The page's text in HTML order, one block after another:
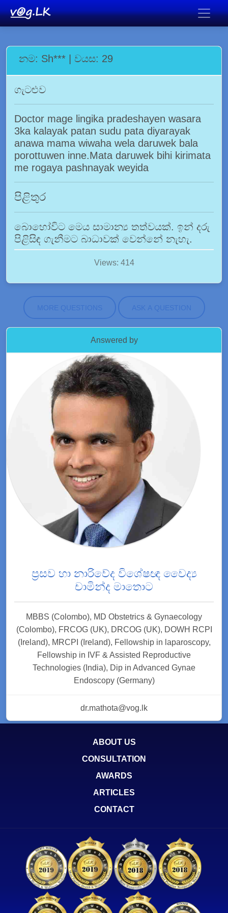
නම: Sh*** | වයස: 29
ගැටළුව
Doctor mage lingika pradeshayen wasara
3ka kalayak patan sudu pata diyarayak
anawa mama wiwaha wela daruwek bala
porottuwen inne.Mata daruwek bihi kirimata
me rogaya pashnayak weyida
පිළිතුර
බොහෝවිට මෙය සාමාන්‍ය තත්වයක්. ඉන් දරු
පිළිසිඳ ගැනීමට බාධාවක් වෙන්නේ නැහැ.
Views: 414
MORE QUESTIONS ASK A QUESTION
Answered by
ප්‍රසව හා නාරිවේද විශේෂඥ වෛද්‍ය
චාමින්ද මාතොට
MBBS (Colombo), MD Obstetrics & Gynaecology
(Colombo), FRCOG (UK), DRCOG (UK), DOWH RCPI
(Ireland), MRCPI (Ireland), Fellowship in laparoscopy,
Fellowship in IVF & Assisted Reproductive
Technologies (India), Dip in Advanced Gynae
Endoscopy (Germany)
dr.mathota@vog.lk
ABOUT US
CONSULTATION
AWARDS
ARTICLES
CONTACT